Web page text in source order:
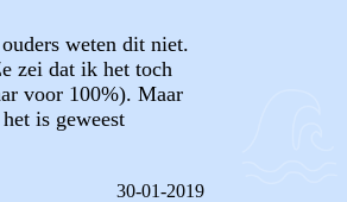
weten dit niet.
zei dat ik het toch
voor 100%). Maar
is geweest
30-01-2019